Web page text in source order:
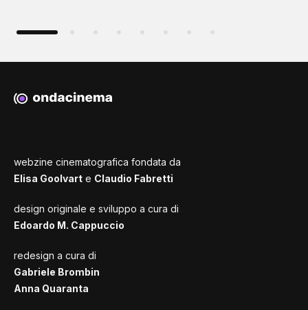
webzine cinematografica fondata da
Elisa Goolvart e Claudio Fabretti
design originale e sviluppo a cura di
Edoardo M. Cappuccio
redesign a cura di
Gabriele Brombin
Anna Quaranta